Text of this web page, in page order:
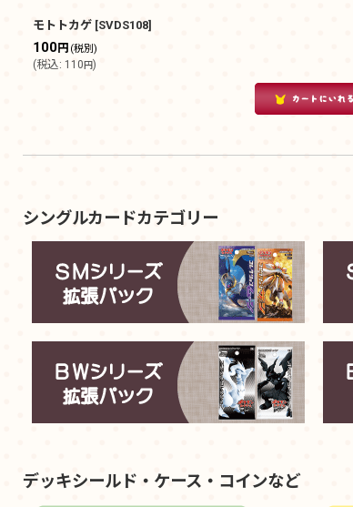
モトトカゲ [SVDS108]
100円 (税別)
(税込: 110円)
シングルカードカテゴリー
デッキシールド・ケース・コインなど